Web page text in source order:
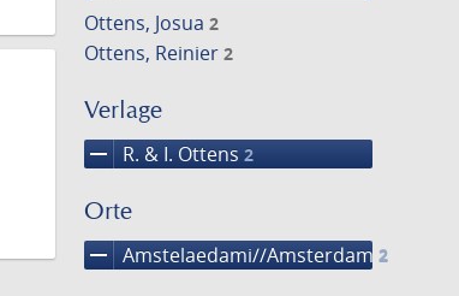
Ottens, Josua 2
Ottens, Reinier 2
Verlage
remove R. & I. Ottens 2
Orte
remove Amstelaedami//Amsterdam 2